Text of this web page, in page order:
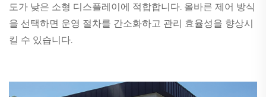
도가 낮은 소형 디스플레이에 적합합니다. 올바른 제어 방식
을 선택하면 운영 절차를 간소화하고 관리 효율성을 향상시
킬 수 있습니다.